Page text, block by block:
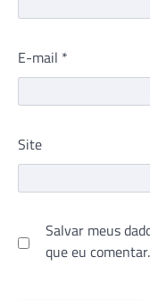
E-mail *
Site
Salvar meus
que eu comentar.